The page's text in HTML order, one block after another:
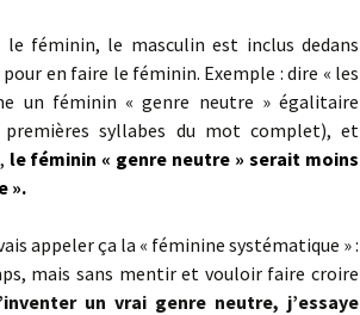
féminin, le masculin est inclus dedans
en faire le féminin. Exemple : dire « les
un féminin « genre neutre » égalitaire
syllabes du mot complet), et
le féminin « genre neutre » serait moins
».
appeler ça la « féminine systématique » :
mais sans mentir et vouloir faire croire
un vrai genre neutre, j’essaye